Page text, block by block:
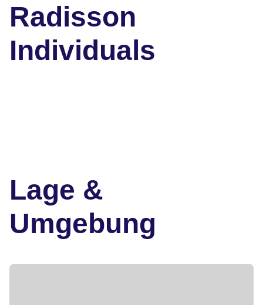
Radisson
Individuals
Lage &
Umgebung